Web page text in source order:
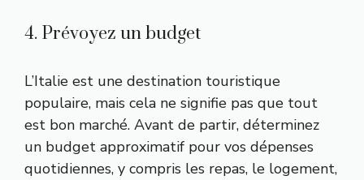
4. Prévoyez un budget
L’Italie est une destination touristique
populaire, mais cela ne signifie pas que tout
est bon marché. Avant de partir, déterminez
un budget approximatif pour vos dépenses
quotidiennes, y compris les repas, le logement,